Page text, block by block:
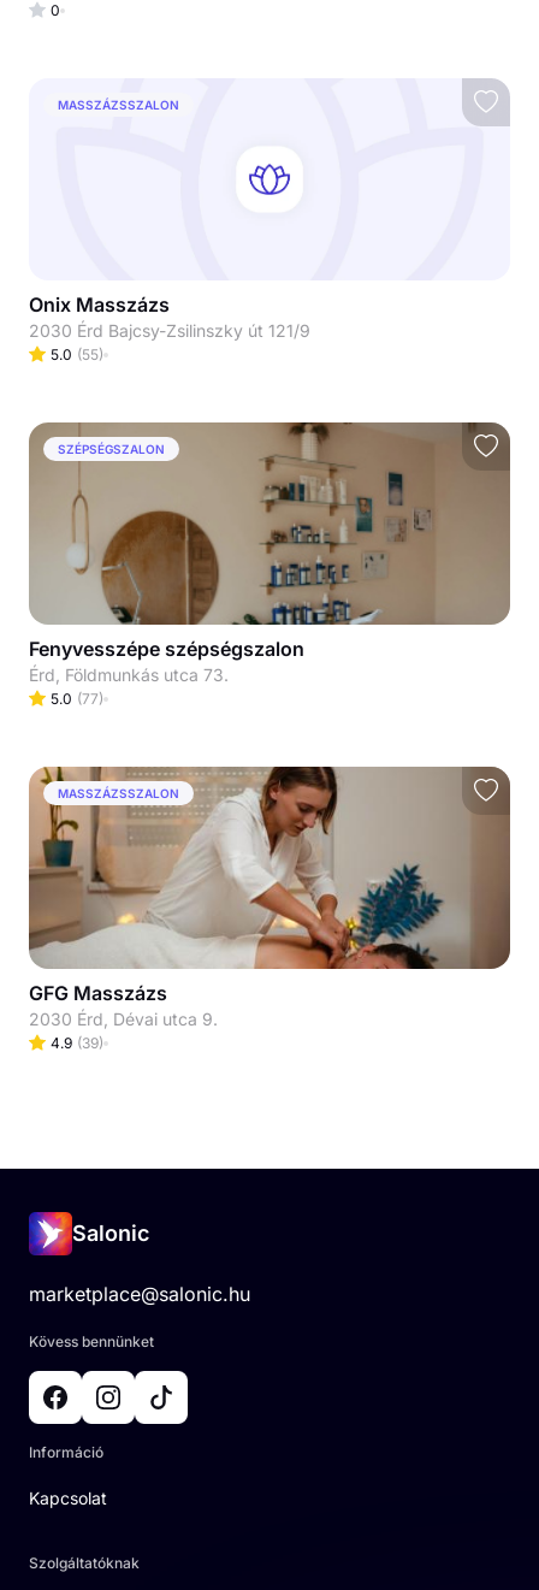
0
MASSZÁZSSZALON
Onix Masszázs
2030 Érd Bajcsy-Zsilinszky út 121/9
5.0 (55)
SZÉPSÉGSZALON
Fenyvesszépe szépségszalon
Érd, Földmunkás utca 73.
5.0 (77)
MASSZÁZSSZALON
GFG Masszázs
2030 Érd, Dévai utca 9.
4.9 (39)
Salonic
marketplace@salonic.hu
Kövess bennünket
Információ
Kapcsolat
Szolgáltatóknak